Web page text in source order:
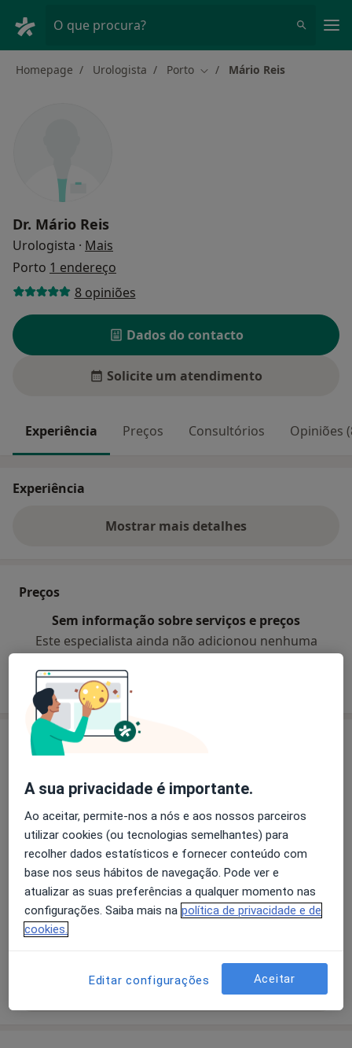
O que procura?
Homepage Urologista Porto Mudar de cidade
Mário Reis
Dr. Mário Reis
Urologista · Mais
Porto 1 endereço
8 opiniões
Dados do contacto
Solicite um atendimento
Experiência Preços Consultórios Opiniões
Experiência
Mostrar mais detalhes
sobre a experiência
Preços
Sem informação sobre serviços e preços
Este especialista ainda não adicionou nenhuma
Consultório
Consultório privado
R Sá Bandeira 562,1º-E, Porto
Ampliar o mapaabre num novo separador
Disponibilidade
Este especialista não disponibiliza reservas online
nesta morada
O que posso fazer agora?
Mostrar mais detalhes
sobre o endereço
A sua privacidade é importante.
Ao aceitar, permite-nos a nós e aos nossos parceiros
utilizar cookies (ou tecnologias semelhantes) para
recolher dados estatísticos e fornecer conteúdo com
base nos seus hábitos de navegação. Pode ver e
atualizar as suas preferências a qualquer momento nas
configurações. Saiba mais na política de privacidade e de
cookies.
Editar configurações Aceitar